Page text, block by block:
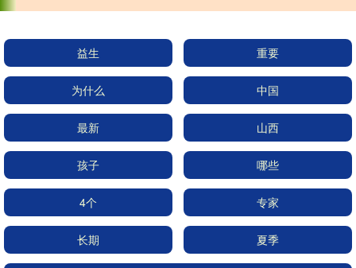
益生 重要
为什么 中国
最新 山西
孩子 哪些
4个 专家
长期 夏季